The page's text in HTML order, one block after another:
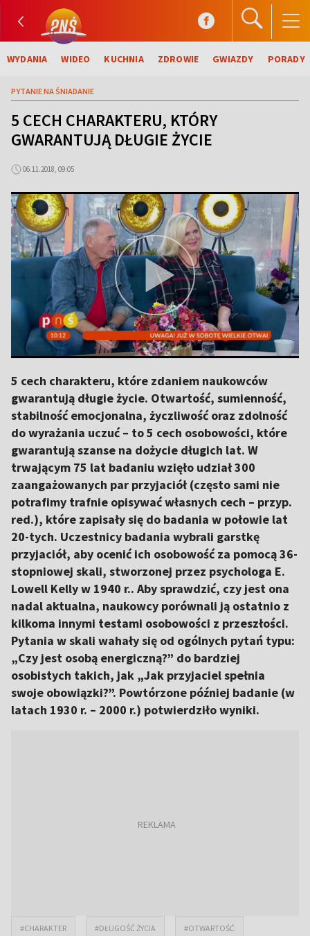
WYDANIA WIDEO KUCHNIA ZDROWIE GWIAZDY PORADY
PYTANIE NA ŚNIADANIE
5 CECH CHARAKTERU, KTÓRY
GWARANTUJĄ DŁUGIE ŻYCIE
06.11.2018, 09:05
5 cech charakteru, które zdaniem naukowców
gwarantują długie życie. Otwartość, sumienność,
stabilność emocjonalna, życzliwość oraz zdolność
do wyrażania uczuć – to 5 cech osobowości, które
gwarantują szanse na dożycie długich lat. W
trwającym 75 lat badaniu wzięło udział 300
zaangażowanych par przyjaciół (często sami nie
potrafimy trafnie opisywać własnych cech – przyp.
red.), które zapisały się do badania w połowie lat
20-tych. Uczestnicy badania wybrali garstkę
przyjaciół, aby ocenić ich osobowość za pomocą 36-
stopniowej skali, stworzonej przez psychologa E.
Lowell Kelly w 1940 r.. Aby sprawdzić, czy jest ona
nadal aktualna, naukowcy porównali ją ostatnio z
kilkoma innymi testami osobowości z przeszłości.
Pytania w skali wahały się od ogólnych pytań typu:
„Czy jest osobą energiczną?” do bardziej
osobistych takich, jak „Jak przyjaciel spełnia
swoje obowiązki?”. Powtórzone później badanie (w
latach 1930 r. – 2000 r.) potwierdziło wyniki.
#CHARAKTER #DŁUGOŚĆ ŻYCIA #OTWARTOŚĆ